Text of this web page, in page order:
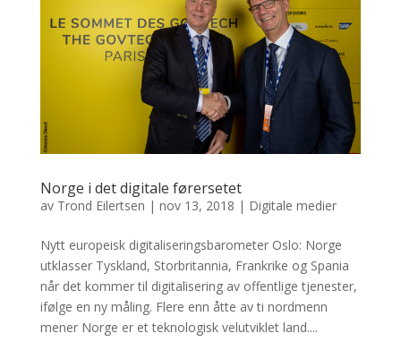
Norge i det digitale førersetet
av Trond Eilertsen | nov 13, 2018 | Digitale medier
Nytt europeisk digitaliseringsbarometer Oslo: Norge
utklasser Tyskland, Storbritannia, Frankrike og Spania
når det kommer til digitalisering av offentlige tjenester,
ifølge en ny måling. Flere enn åtte av ti nordmenn
mener Norge er et teknologisk velutviklet land....